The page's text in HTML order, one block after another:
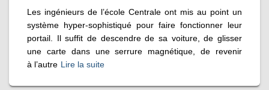
Les ingénieurs de l’école Centrale ont mis au point un
système hyper-sophistiqué pour faire fonctionner leur
portail. Il suffit de descendre de sa voiture, de glisser
une carte dans une serrure magnétique, de revenir
à l’autre Lire la suite